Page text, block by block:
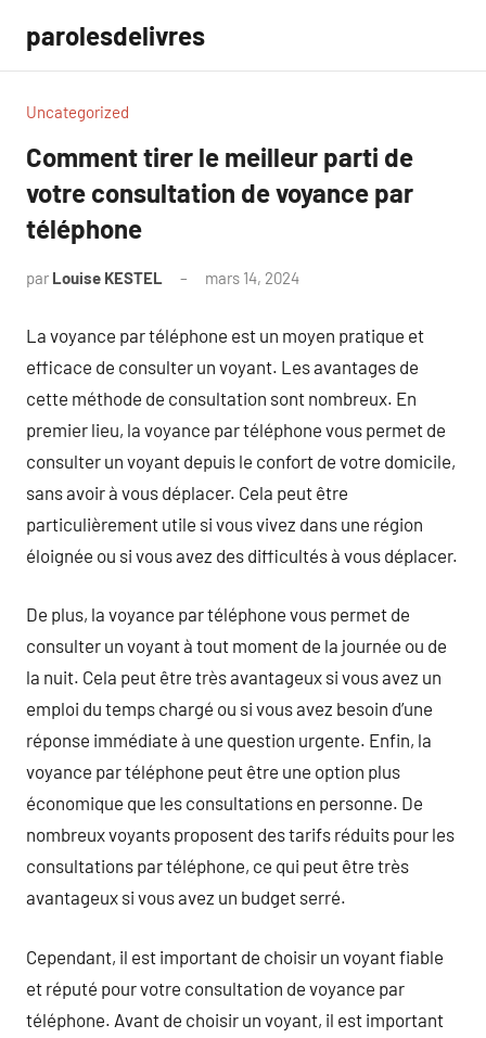
contenu
parolesdelivres
Uncategorized
Comment tirer le meilleur parti de
votre consultation de voyance par
téléphone
par Louise KESTEL mars 14, 2024
La voyance par téléphone est un moyen pratique et
efficace de consulter un voyant. Les avantages de
cette méthode de consultation sont nombreux. En
premier lieu, la voyance par téléphone vous permet de
consulter un voyant depuis le confort de votre domicile,
sans avoir à vous déplacer. Cela peut être
particulièrement utile si vous vivez dans une région
éloignée ou si vous avez des difficultés à vous déplacer.
De plus, la voyance par téléphone vous permet de
consulter un voyant à tout moment de la journée ou de
la nuit. Cela peut être très avantageux si vous avez un
emploi du temps chargé ou si vous avez besoin d’une
réponse immédiate à une question urgente. Enfin, la
voyance par téléphone peut être une option plus
économique que les consultations en personne. De
nombreux voyants proposent des tarifs réduits pour les
consultations par téléphone, ce qui peut être très
avantageux si vous avez un budget serré.
Cependant, il est important de choisir un voyant fiable
et réputé pour votre consultation de voyance par
téléphone. Avant de choisir un voyant, il est important